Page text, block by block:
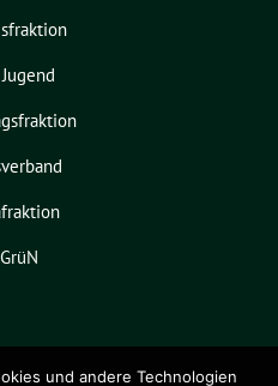
und andere Technologien